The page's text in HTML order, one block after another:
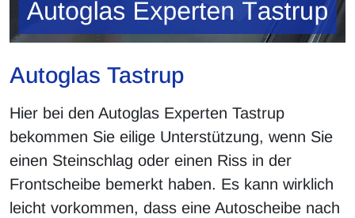
Autoglas Tastrup
Hier bei den Autoglas Experten Tastrup
bekommen Sie eilige Unterstützung, wenn Sie
einen Steinschlag oder einen Riss in der
Frontscheibe bemerkt haben. Es kann wirklich
leicht vorkommen, dass eine Autoscheibe nach